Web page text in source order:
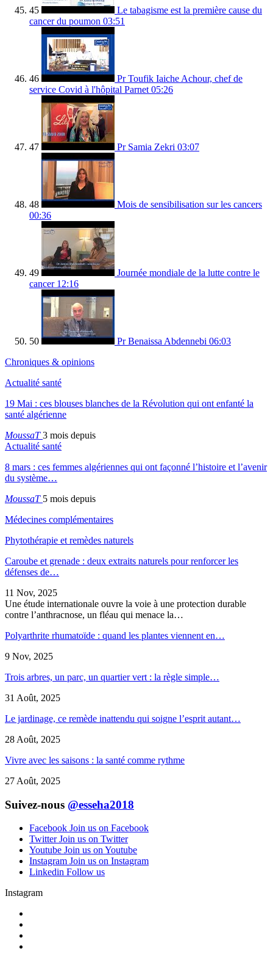
45
Le tabagisme est la première cause du
cancer du poumon 03:51
46
Pr Toufik Iaiche Achour, chef de
service Covid à l'hôpital Parnet 05:26
47 Pr Samia Zekri 03:07
48
Mois de sensibilisation sur les cancers
00:36
49
Journée mondiale de la lutte contre le
cancer 12:16
50 Pr Benaissa Abdennebi 06:03
Chroniques & opinions
Actualité santé
19 Mai : ces blouses blanches de la Révolution qui ont enfanté la
santé algérienne
MoussaT3 mois depuis
Actualité santé
8 mars : ces femmes algériennes qui ont façonné l’histoire et l’avenir
du système…
MoussaT 5 mois depuis
Médecines complémentaires
Phytothérapie et remèdes naturels
Caroube et grenade : deux extraits naturels pour renforcer les
défenses de…
11 Nov, 2025
Une étude internationale ouvre la voie à une protection durable
contre l’anthracnose, un fléau qui menace la…
Polyarthrite rhumatoïde : quand les plantes viennent en…
9 Nov, 2025
Trois arbres, un parc, un quartier vert : la règle simple…
31 Août, 2025
Le jardinage, ce remède inattendu qui soigne l’esprit autant…
28 Août, 2025
Vivre avec les saisons : la santé comme rythme
27 Août, 2025
Suivez-nous @esseha2018
Facebook Join us on Facebook
Twitter Join us on Twitter
Youtube Join us on Youtube
Instagram Join us on Instagram
Linkedin Follow us
Instagram